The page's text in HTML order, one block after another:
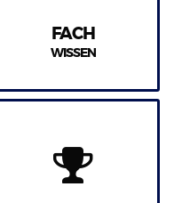
FACH
WISSEN